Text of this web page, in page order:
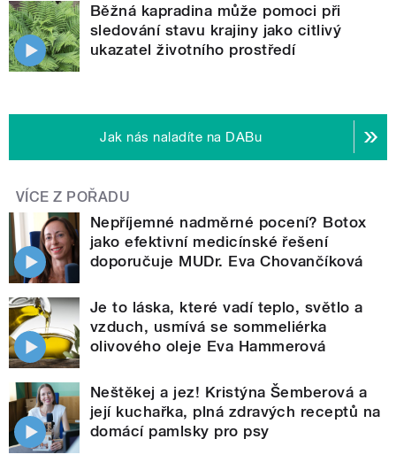
Běžná kapradina může pomoci při
sledování stavu krajiny jako citlivý
ukazatel životního prostředí
Jak nás naladíte na DABu
VÍCE Z POŘADU
Nepříjemné nadměrné pocení? Botox
jako efektivní medicínské řešení
doporučuje MUDr. Eva Chovančíková
Je to láska, které vadí teplo, světlo a
vzduch, usmívá se sommeliérka
olivového oleje Eva Hammerová
Neštěkej a jez! Kristýna Šemberová a
její kuchařka, plná zdravých receptů na
domácí pamlsky pro psy